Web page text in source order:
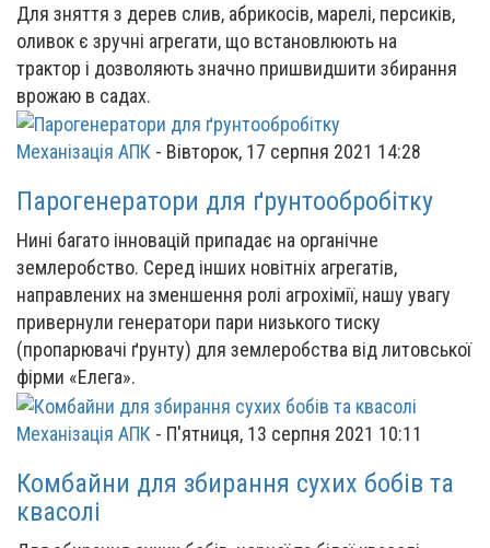
Для зняття з дерев слив, абрикосів, марелі, персиків,
оливок є зручні агрегати, що встановлюють на
трактор і дозволяють значно пришвидшити збирання
врожаю в садах.
Механізація АПК - Вівторок, 17 серпня 2021 14:28
Парогенератори для ґрунтообробітку
Нині багато інновацій припадає на органічне
землеробство. Серед інших новітніх агрегатів,
направлених на зменшення ролі агрохімії, нашу увагу
привернули генератори пари низького тиску
(пропарювачі ґрунту) для землеробства від литовської
фірми «Елега».
Механізація АПК - П'ятниця, 13 серпня 2021 10:11
Комбайни для збирання сухих бобів та
квасолі